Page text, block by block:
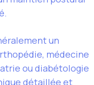
un
médecine
ou diabétologie
détaillée et